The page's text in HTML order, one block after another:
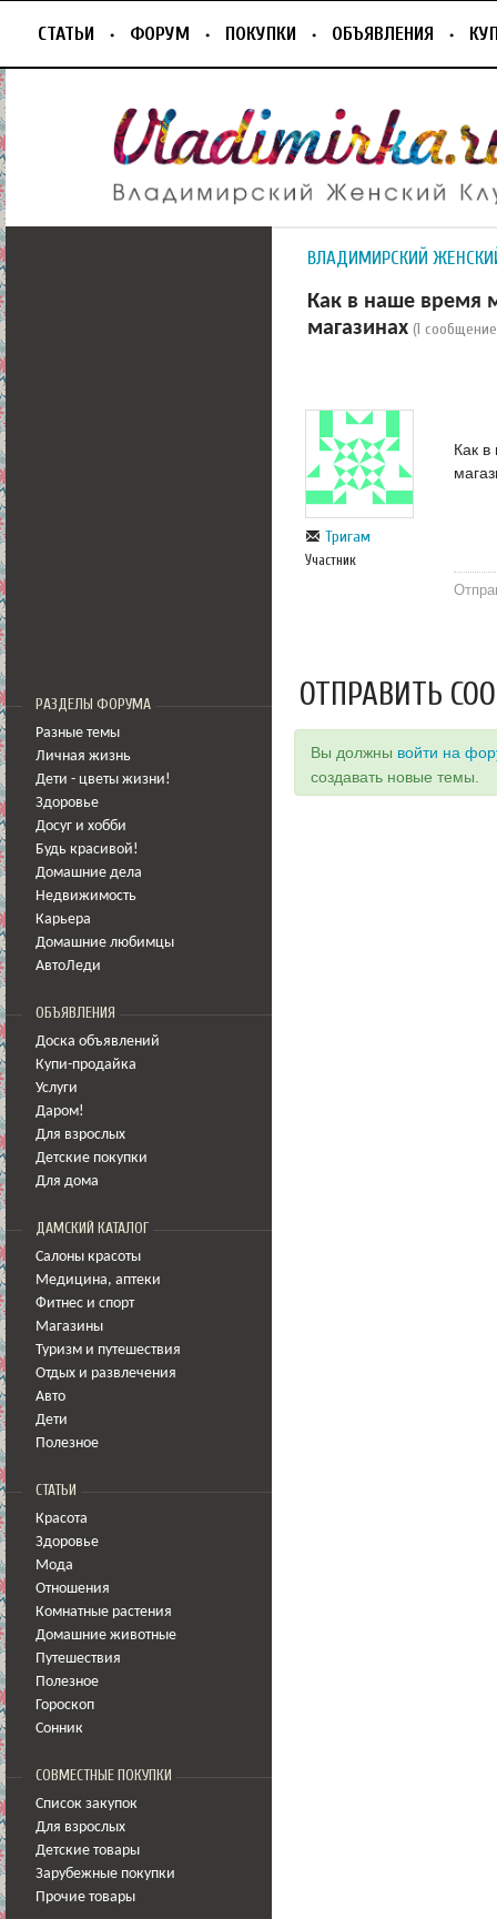
СТАТЬИ ФОРУМ ПОКУПКИ ОБЪЯВЛЕНИЯ
РАЗДЕЛЫ ФОРУМА
Разные темы
Личная жизнь
Дети - цветы жизни!
Здоровье
Досуг и хобби
Будь красивой!
Домашние дела
Недвижимость
Карьера
Домашние любимцы
АвтоЛеди
ОБЪЯВЛЕНИЯ
Доска объявлений
Купи-продайка
Услуги
Даром!
Для взрослых
Детские покупки
Для дома
ДАМСКИЙ КАТАЛОГ
Салоны красоты
Медицина, аптеки
Фитнес и спорт
Магазины
Туризм и путешествия
Отдых и развлечения
Авто
Дети
Полезное
СТАТЬИ
Красота
Здоровье
Мода
Отношения
Комнатные растения
Домашние животные
Путешествия
Полезное
Гороскоп
Сонник
СОВМЕСТНЫЕ ПОКУПКИ
Список закупок
Для взрослых
Детские товары
Зарубежные покупки
Прочие товары
ВЛАДИМИРСКИЙ
Как в наше время
магазинах (1
Тригам
Участник
Как в
ОТПРАВИТЬ
Вы должны войти на
создавать новые темы.